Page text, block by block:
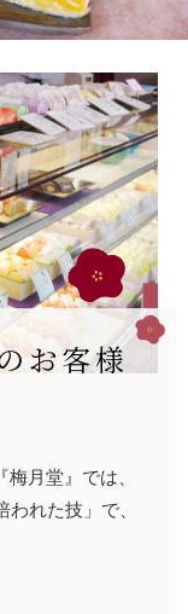
お客様
⽉堂』では、
れた技」で、